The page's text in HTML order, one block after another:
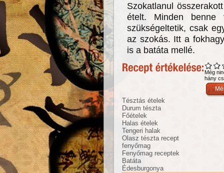
Szokatlanul
ételt. Minden benne
szükségeltetik, csak
az szokás. Itt a
is a batáta mellé.
Még
hány
Tésztás ételek
Durum tészta
Főételek
Halas ételek
Tengeri halak
Olasz tészta recept
fenyőmag
Fenyőmag receptek
Batáta
Édesburgonya